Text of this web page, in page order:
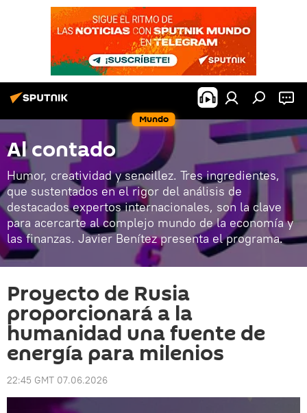
Mundo
Al contado
Humor, creatividad y sencillez. Tres ingredientes,
que sustentados en el rigor del análisis de
destacados expertos internacionales, son la clave
para acercarte al complejo mundo de la economía y
las finanzas. Javier Benítez presenta el programa.
Proyecto de Rusia
proporcionará a la
humanidad una fuente de
energía para milenios
22:45 GMT 07.06.2026